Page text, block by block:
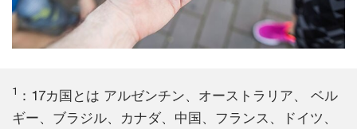
1 ：17カ国とは アルゼンチン、オーストラリア、 ベル
ギー、ブラジル、カナダ、中国、フランス、ドイツ、